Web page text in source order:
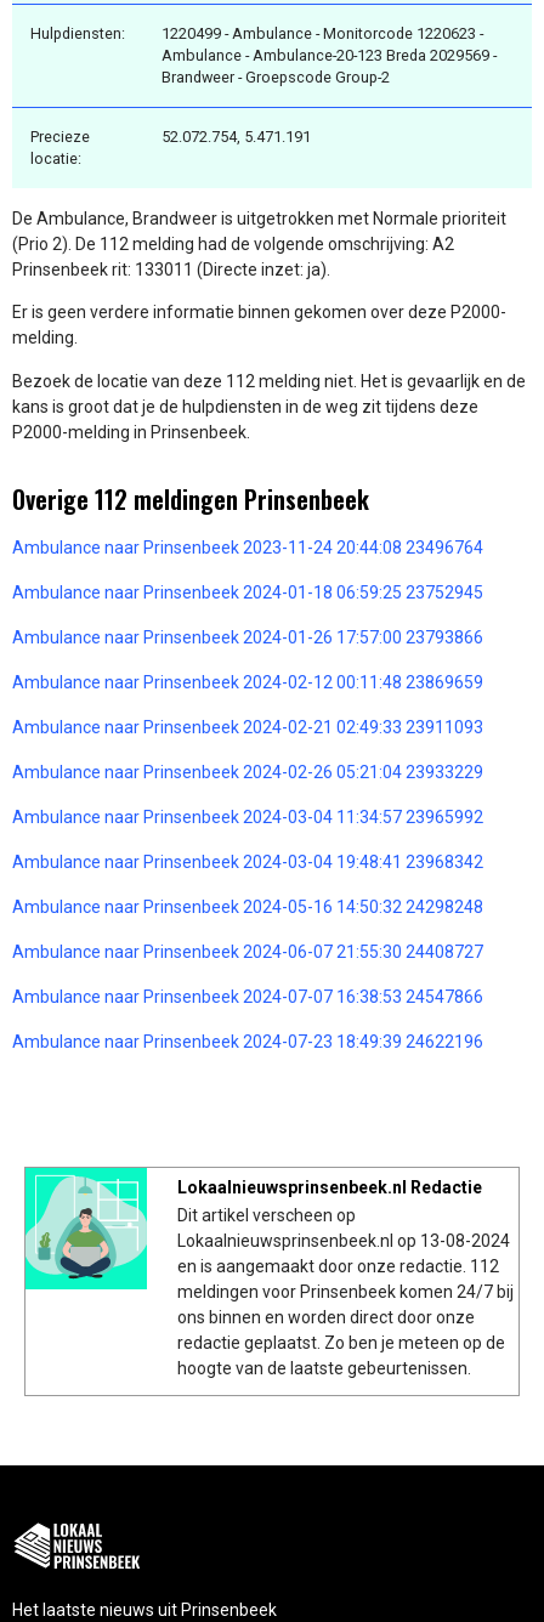
Hulpdiensten:
1220499 - Ambulance - Monitorcode 1220623 -
Ambulance - Ambulance-20-123 Breda 2029569 -
Brandweer - Groepscode Group-2
Precieze
locatie:
52.072.754, 5.471.191
De Ambulance, Brandweer is uitgetrokken met Normale prioriteit
(Prio 2). De 112 melding had de volgende omschrijving: A2
Prinsenbeek rit: 133011 (Directe inzet: ja).
Er is geen verdere informatie binnen gekomen over deze P2000-
melding.
Bezoek de locatie van deze 112 melding niet. Het is gevaarlijk en de
kans is groot dat je de hulpdiensten in de weg zit tijdens deze
P2000-melding in Prinsenbeek.
Overige 112 meldingen Prinsenbeek
Ambulance naar Prinsenbeek 2023-11-24 20:44:08 23496764
Ambulance naar Prinsenbeek 2024-01-18 06:59:25 23752945
Ambulance naar Prinsenbeek 2024-01-26 17:57:00 23793866
Ambulance naar Prinsenbeek 2024-02-12 00:11:48 23869659
Ambulance naar Prinsenbeek 2024-02-21 02:49:33 23911093
Ambulance naar Prinsenbeek 2024-02-26 05:21:04 23933229
Ambulance naar Prinsenbeek 2024-03-04 11:34:57 23965992
Ambulance naar Prinsenbeek 2024-03-04 19:48:41 23968342
Ambulance naar Prinsenbeek 2024-05-16 14:50:32 24298248
Ambulance naar Prinsenbeek 2024-06-07 21:55:30 24408727
Ambulance naar Prinsenbeek 2024-07-07 16:38:53 24547866
Ambulance naar Prinsenbeek 2024-07-23 18:49:39 24622196
Lokaalnieuwsprinsenbeek.nl Redactie
Dit artikel verscheen op
Lokaalnieuwsprinsenbeek.nl op 13-08-2024
en is aangemaakt door onze redactie. 112
meldingen voor Prinsenbeek komen 24/7 bij
ons binnen en worden direct door onze
redactie geplaatst. Zo ben je meteen op de
hoogte van de laatste gebeurtenissen.
Het laatste nieuws uit Prinsenbeek